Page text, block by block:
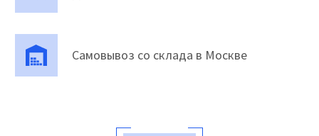
Самовывоз со склада в Москве